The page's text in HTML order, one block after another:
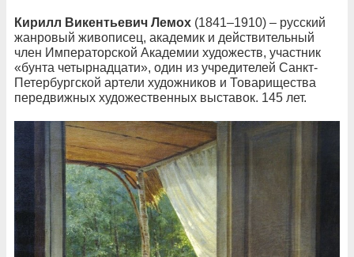
Кирилл Викентьевич Лемох (1841–1910) – русский
жанровый живописец, академик и действительный
член Императорской Академии художеств, участник
«бунта четырнадцати», один из учредителей Санкт-
Петербургской артели художников и Товарищества
передвижных художественных выставок. 145 лет.